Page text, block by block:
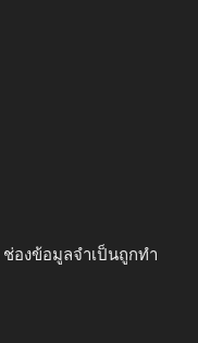
ช่องข้อมูลจำเป็นถูกทำ